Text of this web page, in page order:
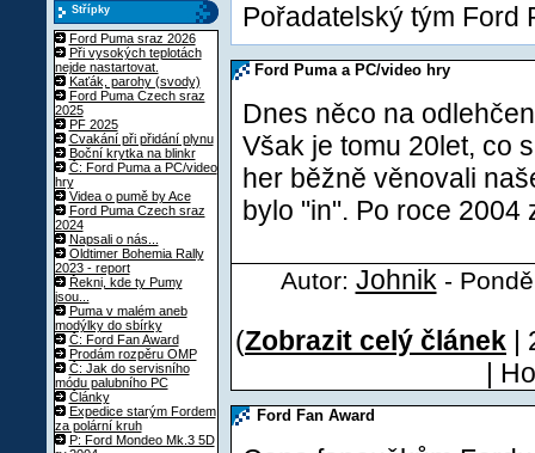
Střípky
Ford Puma sraz 2026
Při vysokých teplotách
nejde nastartovat.
Kaťák, parohy (svody)
Ford Puma Czech sraz
2025
PF 2025
Cvakání při přidání plynu
Boční krytka na blinkr
Č: Ford Puma a PC/video
hry
Videa o pumě by Ace
Ford Puma Czech sraz
2024
Napsali o nás...
Oldtimer Bohemia Rally
2023 - report
Řekni, kde ty Pumy
jsou...
Puma v malém aneb
modýlky do sbírky
Č: Ford Fan Award
Prodám rozpěru OMP
Č: Jak do servisního
módu palubního PC
Články
Expedice starým Fordem
za polární kruh
P: Ford Mondeo Mk.3 5D
Pořadatelský tým Ford
Ford Puma a PC/video hry
Dnes něco na
Však je tomu 20let, co
her běžně věnovali
bylo "in". Po roce 2004
Autor: Johnik -
(Zobrazit celý článek |
|
Ford Fan Award